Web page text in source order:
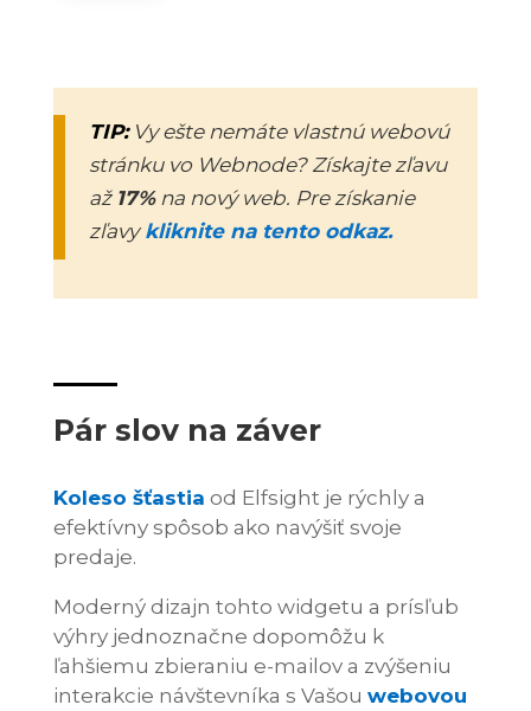
TIP:Vy ešte nemáte vlastnú webovú
stránku vo Webnode? Získajte zľavu
až 17%na nový web. Pre získanie
zľavy kliknite na tento odkaz.
Pár slov na záver
Koleso šťastia od Elfsight je rýchly a
efektívny spôsob ako navýšiť svoje
predaje.
Moderný dizajn tohto widgetu a prísľub
výhry jednoznačne dopomôžu k
ľahšiemu zbieraniu e-mailov a zvýšeniu
interakcie návštevníka s Vašou webovou